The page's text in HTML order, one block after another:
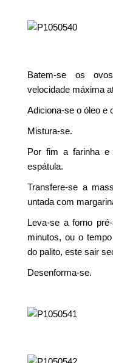
Batem-se os
velocidade máxima
Adiciona-se o óleo e
Mistura-se.
Por fim a farinha e
espátula.
Transfere-se a
untada com
Leva-se a forno
minutos, ou o
do palito, este sair
Desenforma-se.